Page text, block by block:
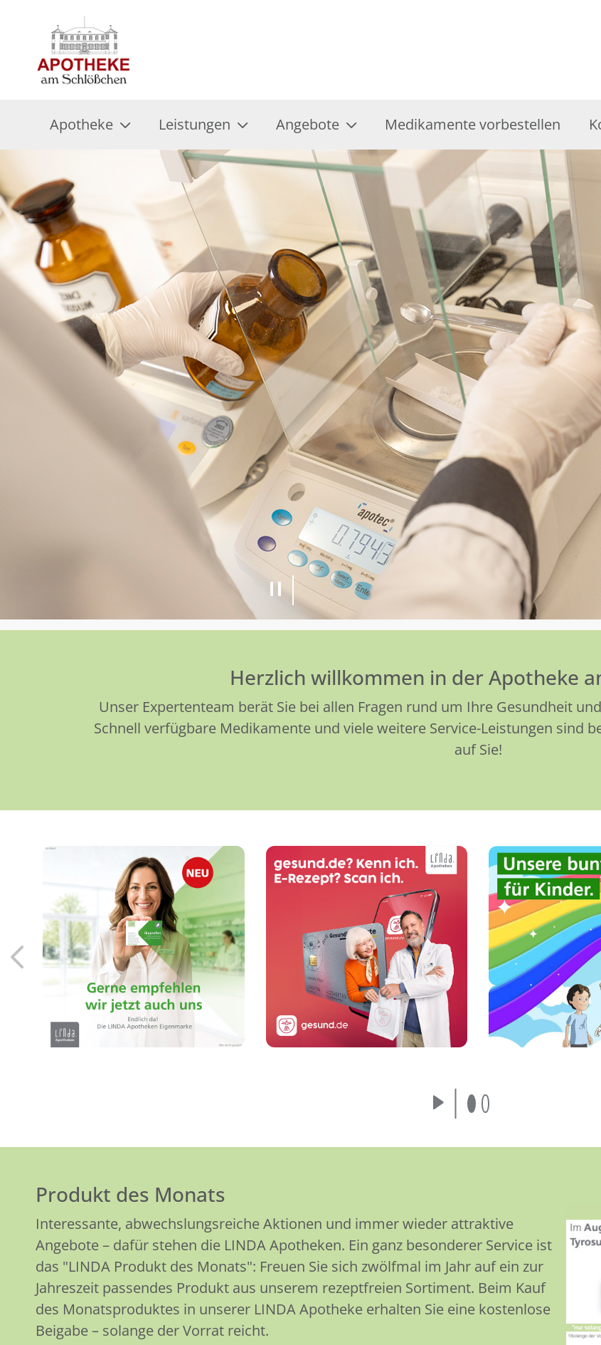
Apotheke Leistungen Angebote Medikamente vorbestellen
Herzlich willkommen in der Apotheke
Unser Expertenteam berät Sie bei allen Fragen rund um Ihre Gesundheit
Schnell verfügbare Medikamente und viele weitere Service-Leistungen sind
auf Sie!
Endlich da! Die LINDA
Eigenmarke: Arzneimittel
von der Apothekenmarke,
der Sie vertrauen.
Mehr erfahren
Lösen Sie E-Rezepte selbst
per Scan mit Ihrem
Smartphone ein - ganz
einfach über die
gesund.de-App.
Mehr erfahren
Unsere
Kinder und
Mal- und
und
Mehr
Produkt des Monats
Interessante, abwechslungsreiche Aktionen und immer wieder attraktive
Angebote – dafür stehen die LINDA Apotheken. Ein ganz besonderer Service ist
das "LINDA Produkt des Monats": Freuen Sie sich zwölfmal im Jahr auf ein zur
Jahreszeit passendes Produkt aus unserem rezeptfreien Sortiment. Beim Kauf
des Monatsproduktes in unserer LINDA Apotheke erhalten Sie eine kostenlose
Beigabe – solange der Vorrat reicht.